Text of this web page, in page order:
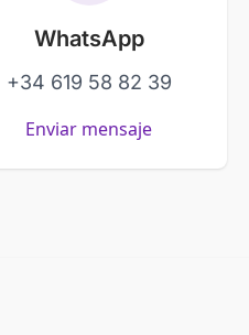
WhatsApp
+34 619 58 82 39
Enviar mensaje